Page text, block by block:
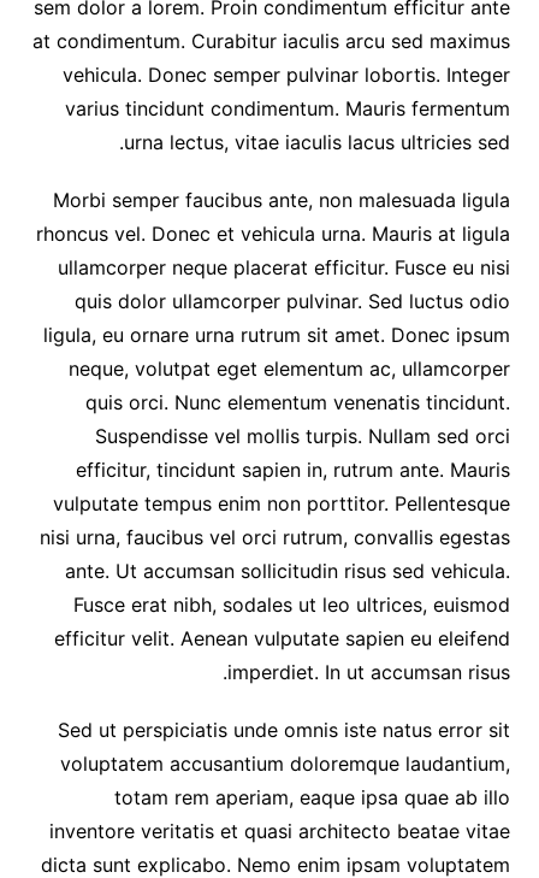
sem dolor a lorem. Proin condimentum efficitur ante
at condimentum. Curabitur iaculis arcu sed maximus
vehicula. Donec semper pulvinar lobortis. Integer
varius tincidunt condimentum. Mauris fermentum
urna lectus, vitae iaculis lacus ultricies sed.
Morbi semper faucibus ante, non malesuada ligula
rhoncus vel. Donec et vehicula urna. Mauris at ligula
ullamcorper neque placerat efficitur. Fusce eu nisi
quis dolor ullamcorper pulvinar. Sed luctus odio
ligula, eu ornare urna rutrum sit amet. Donec ipsum
neque, volutpat eget elementum ac, ullamcorper
quis orci. Nunc elementum venenatis tincidunt.
Suspendisse vel mollis turpis. Nullam sed orci
efficitur, tincidunt sapien in, rutrum ante. Mauris
vulputate tempus enim non porttitor. Pellentesque
nisi urna, faucibus vel orci rutrum, convallis egestas
ante. Ut accumsan sollicitudin risus sed vehicula.
Fusce erat nibh, sodales ut leo ultrices, euismod
efficitur velit. Aenean vulputate sapien eu eleifend
imperdiet. In ut accumsan risus.
Sed ut perspiciatis unde omnis iste natus error sit
voluptatem accusantium doloremque laudantium,
totam rem aperiam, eaque ipsa quae ab illo
inventore veritatis et quasi architecto beatae vitae
dicta sunt explicabo. Nemo enim ipsam voluptatem